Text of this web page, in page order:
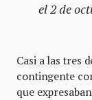
el 2 de
Casi a las tres
contingente
que